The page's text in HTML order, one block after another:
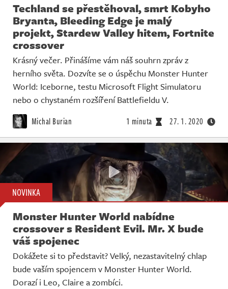
Techland se přestěhoval, smrt Kobyho
Bryanta, Bleeding Edge je malý
projekt, Stardew Valley hitem, Fortnite
crossover
Krásný večer. Přinášíme vám náš souhrn zpráv z
herního světa. Dozvíte se o úspěchu Monster Hunter
World: Iceborne, testu Microsoft Flight Simulatoru
nebo o chystaném rozšíření Battlefieldu V.
Michal Burian 1 minuta 27. 1. 2020
NOVINKA
Monster Hunter World nabídne
crossover s Resident Evil. Mr. X bude
váš spojenec
Dokážete si to představit? Velký, nezastavitelný chlap
bude vaším spojencem v Monster Hunter World.
Dorazí i Leo, Claire a zombíci.